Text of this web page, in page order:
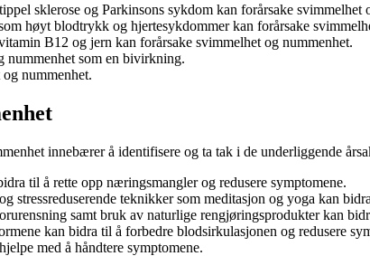
sklerose og Parkinsons sykdom kan forårsake svimmelhet
høyt blodtrykk og hjertesykdommer kan forårsake
B12 og jern kan forårsake svimmelhet og nummenhet.
nummenhet som en bivirkning.
nummenhet.
innebærer å identifisere og ta tak i de underliggende
til å rette opp næringsmangler og redusere symptomene.
stressreduserende teknikker som meditasjon og yoga kan
samt bruk av naturlige rengjøringsprodukter kan
kan bidra til å forbedre blodsirkulasjonen og redusere
med å håndtere symptomene.